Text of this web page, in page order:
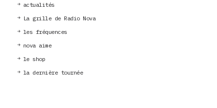
actualités
La grille de Radio Nova
les fréquences
nova aime
le shop
la dernière tournée